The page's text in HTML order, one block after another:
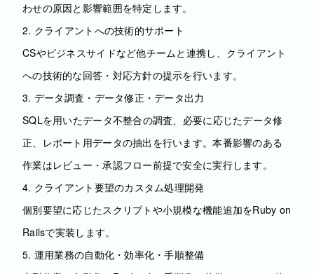
わせの原因と影響範囲を特定します。
2. クライアントへの技術的サポート
CSやビジネスサイドなど他チームと連携し、クライアント
への技術的な回答・対応方針の提示を行います。
3. データ調査・データ修正・データ出力
SQLを用いたデータ不整合の調査、必要に応じたデータ修
正、レポート用データの抽出を行います。本番影響のある
作業はレビュー・承認フロー前提で安全に実行します。
4. クライアント要望のカスタム処理開発
個別要望に応じたスクリプトや小規模な機能追加をRuby on
Railsで実装します。
5. 運用業務の自動化・効率化・手順整備